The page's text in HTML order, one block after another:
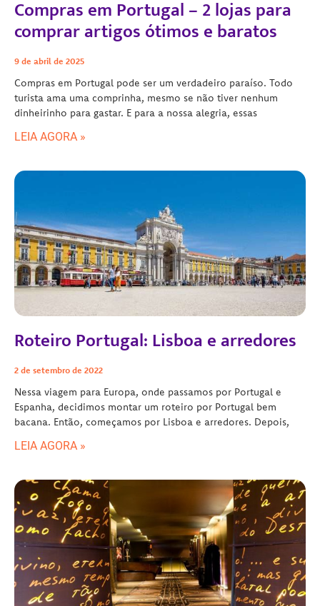
Compras em Portugal – 2 lojas para
comprar artigos ótimos e baratos
9 de abril de 2025
Compras em Portugal pode ser um verdadeiro paraíso. Todo
turista ama uma comprinha, mesmo se não tiver nenhum
dinheirinho para gastar. E para a nossa alegria, essas
LEIA AGORA »
Roteiro Portugal: Lisboa e arredores
2 de setembro de 2022
Nessa viagem para Europa, onde passamos por Portugal e
Espanha, decidimos montar um roteiro por Portugal bem
bacana. Então, começamos por Lisboa e arredores. Depois,
LEIA AGORA »